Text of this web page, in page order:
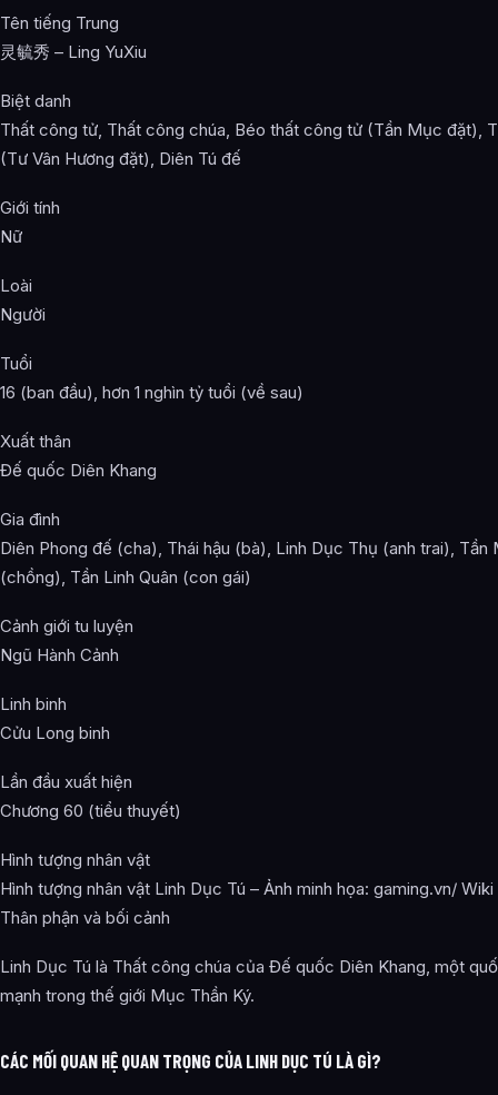
Tên tiếng Trung
灵毓秀 – Ling YuXiu
Biệt danh
Thất công tử, Thất công chúa, Béo thất công tử (Tần Mục đặt),
(Tư Vân Hương đặt), Diên Tú đế
Giới tính
Nữ
Loài
Người
Tuổi
16 (ban đầu), hơn 1 nghìn tỷ tuổi (về sau)
Xuất thân
Đế quốc Diên Khang
Gia đình
Diên Phong đế (cha), Thái hậu (bà), Linh Dục Thụ (anh trai), Tần
(chồng), Tần Linh Quân (con gái)
Cảnh giới tu luyện
Ngũ Hành Cảnh
Linh binh
Cửu Long binh
Lần đầu xuất hiện
Chương 60 (tiểu thuyết)
Hình tượng nhân vật
Hình tượng nhân vật Linh Dục Tú – Ảnh minh họa: gaming.vn/ Wiki
Thân phận và bối cảnh
Linh Dục Tú là Thất công chúa của Đế quốc Diên Khang, một
mạnh trong thế giới Mục Thần Ký.
CÁC MỐI QUAN HỆ QUAN TRỌNG CỦA LINH DỤC TÚ LÀ GÌ?